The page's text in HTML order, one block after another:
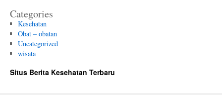
Categories
Kesehatan
Obat – obatan
Uncategorized
wisata
Situs Berita Kesehatan Terbaru